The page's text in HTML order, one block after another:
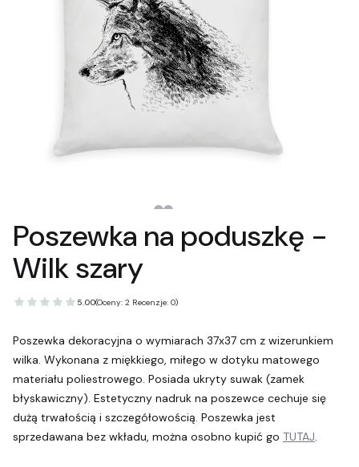
Poszewka na poduszkę -
Wilk szary
5.00(Oceny: 2 Recenzje: 0)
Poszewka dekoracyjna o wymiarach 37x37 cm z wizerunkiem
wilka. Wykonana z miękkiego, miłego w dotyku matowego
materiału poliestrowego. Posiada ukryty suwak (zamek
błyskawiczny). Estetyczny nadruk na poszewce cechuje się
dużą trwałością i szczegółowością. Poszewka jest
sprzedawana bez wkładu, można osobno kupić go TUTAJ.